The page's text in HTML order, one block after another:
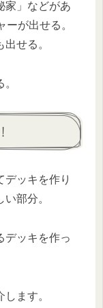
家」などがあ
が出せる。
せる。
デッキを作り
部分。
デッキを作っ
ます。